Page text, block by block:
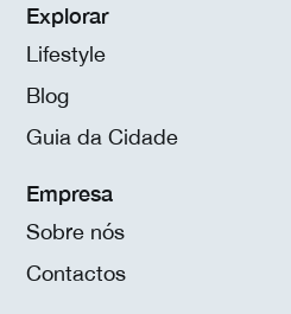
Explorar
Lifestyle
Blog
Guia da Cidade
Empresa
Sobre nós
Contactos